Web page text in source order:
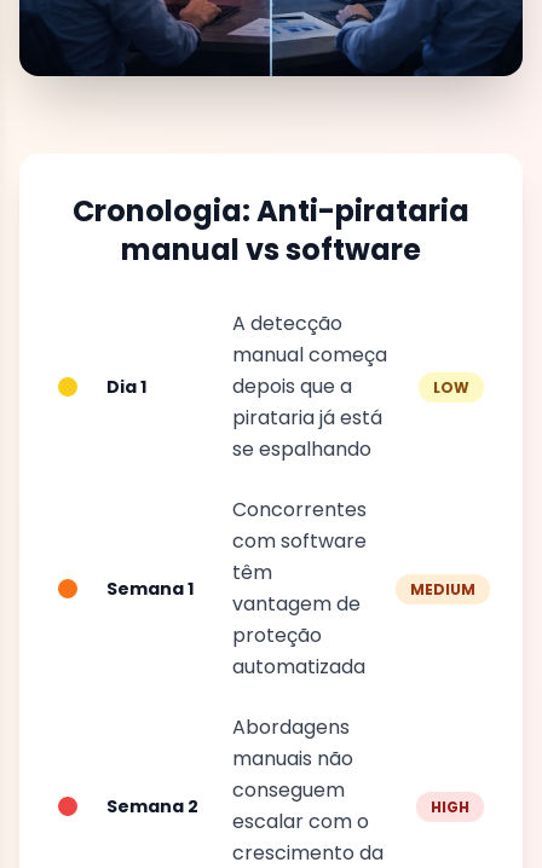
Cronologia: Anti-pirataria
manual vs software
Dia 1
A detecção
manual começa
depois que a
pirataria já está
se espalhando
LOW
Semana 1
Concorrentes
com software
têm
vantagem de
proteção
automatizada
MEDIUM
Semana 2
Abordagens
manuais não
conseguem
escalar com o
crescimento da
HIGH